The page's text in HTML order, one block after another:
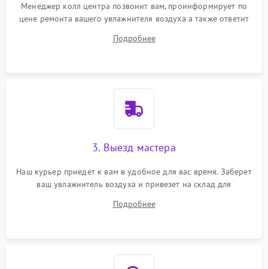
Менеджер колл центра позвонит вам, проинформирует по
цене ремонта вашего увлажнителя воздуха а также ответит
Подробнее
3. Выезд мастера
Наш курьер приедет к вам в удобное для вас время. Заберет
ваш увлажнитель воздуха и привезет на склад для
Подробнее